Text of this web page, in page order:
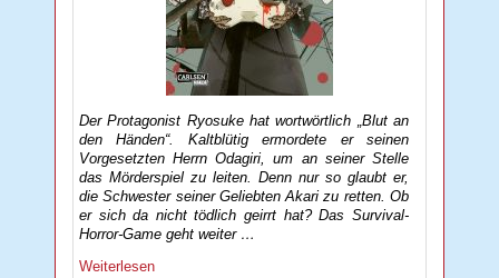
Der Protagonist Ryosuke hat wortwörtlich „Blut an
den Händen“. Kaltblütig ermordete er seinen
Vorgesetzten Herrn Odagiri, um an seiner Stelle
das Mörderspiel zu leiten. Denn nur so glaubt er,
die Schwester seiner Geliebten Akari zu retten. Ob
er sich da nicht tödlich geirrt hat? Das Survival-
Horror-Game geht weiter …
Weiterlesen